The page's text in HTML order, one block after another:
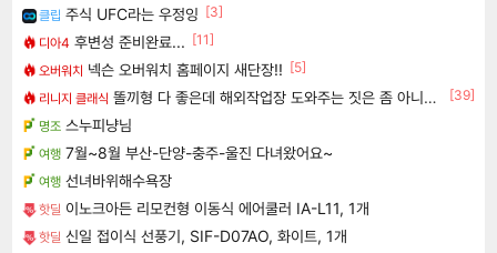
클립 주식 UFC라는 우정잉 [3]
디아4 후변성 준비완료... [11]
오버워치 넥슨 오버워치 홈페이지 새단장!! [5]
리니지 클래식 똘끼형 다 좋은데 해외작업장 도와주는 짓은 좀 아니지않냐?
[39]
명조 스누피냥님
여행 7월~8월 부산-단양-충주-울진 다녀왔어요~
여행 선녀바위해수욕장
핫딜 이노크아든 리모컨형 이동식 에어쿨러 IA-L11, 1개
핫딜 신일 접이식 선풍기, SIF-D07AO, 화이트, 1개